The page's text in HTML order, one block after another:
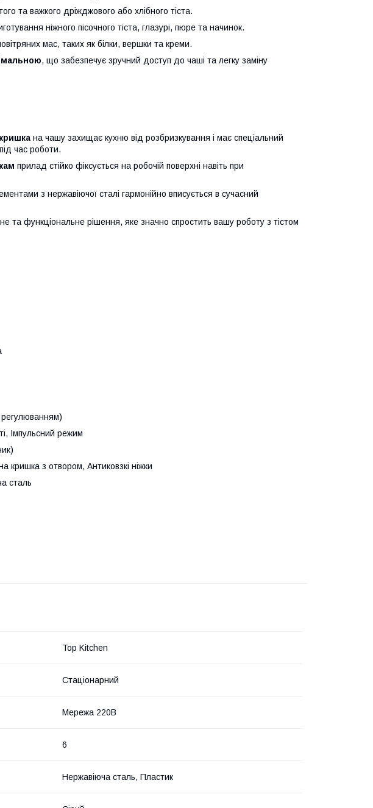
та важкого дріжджового або хлібного тіста.
ніжного пісочного тіста, глазурі, пюре та начинок.
мас, таких як білки, вершки та креми.
, що забезпечує зручний доступ до чаші та легку заміну
на чашу захищає кухню від розбризкування і має спеціальний
час роботи.
прилад стійко фіксується на робочій поверхні навіть при
з нержавіючої сталі гармонійно вписується в сучасний
та функціональне рішення, яке значно спростить вашу роботу з тістом
Імпульсний режим
кришка з отвором, Антиковзкі ніжки
сталь
Top Kitchen
Стаціонарний
Мережа 220В
6
Нержавіюча сталь, Пластик